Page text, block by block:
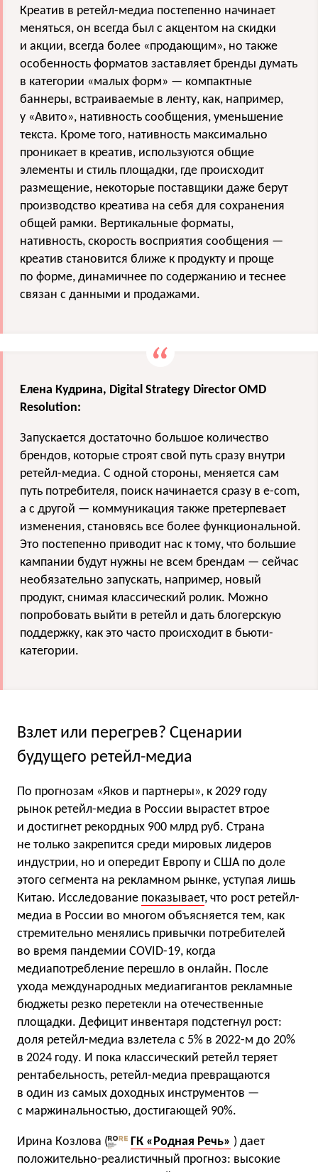
Креатив в ретейл-медиа постепенно начинает
меняться, он всегда был с акцентом на скидки
и акции, всегда более «продающим», но также
особенность форматов заставляет бренды думать
в категории «малых форм» — компактные
баннеры, встраиваемые в ленту, как, например,
у «Авито», нативность сообщения, уменьшение
текста. Кроме того, нативность максимально
проникает в креатив, используются общие
элементы и стиль площадки, где происходит
размещение, некоторые поставщики даже берут
производство креатива на себя для сохранения
общей рамки. Вертикальные форматы,
нативность, скорость восприятия сообщения —
креатив становится ближе к продукту и проще
по форме, динамичнее по содержанию и теснее
связан с данными и продажами.
Елена Кудрина, Digital Strategy Director OMD
Resolution:
Запускается достаточно большое количество
брендов, которые строят свой путь сразу внутри
ретейл-медиа. С одной стороны, меняется сам
путь потребителя, поиск начинается сразу в e-com,
а с другой — коммуникация также претерпевает
изменения, становясь все более функциональной.
Это постепенно приводит нас к тому, что большие
кампании будут нужны не всем брендам — сейчас
необязательно запускать, например, новый
продукт, снимая классический ролик. Можно
попробовать выйти в ретейл и дать блогерскую
поддержку, как это часто происходит в бьюти-
категории.
Взлет или перегрев? Сценарии
будущего ретейл-медиа
По прогнозам «Яков и партнеры», к 2029 году
рынок ретейл-медиа в России вырастет втрое
и достигнет рекордных 900 млрд руб. Страна
не только закрепится среди мировых лидеров
индустрии, но и опередит Европу и США по доле
этого сегмента на рекламном рынке, уступая лишь
Китаю. Исследование показывает, что рост ретейл-
медиа в России во многом объясняется тем, как
стремительно менялись привычки потребителей
во время пандемии COVID-19, когда
медиапотребление перешло в онлайн. После
ухода международных медиагигантов рекламные
бюджеты резко перетекли на отечественные
площадки. Дефицит инвентаря подстегнул рост:
доля ретейл-медиа взлетела с 5% в 2022-м до 20%
в 2024 году. И пока классический ретейл теряет
рентабельность, ретейл-медиа превращаются
в один из самых доходных инструментов —
с маржинальностью, достигающей 90%.
Ирина Козлова ( ГК «Родная Речь» ) дает
положительно-реалистичный прогноз: высокие